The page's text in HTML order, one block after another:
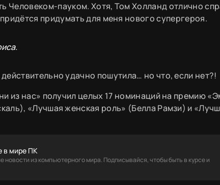
Человеком-пауком. Хотя, Том Холланд отлично
придумать для меня нового супергероя.
удачно пошутила… но что, если нет?!
из нас» получил целых 17 номинаций на премию
«Лучшая женская роль» (Белла Рамзи) и
в мире ПК
новости из компьютерного мира. Подписывайся, чтобы быть в курсе и